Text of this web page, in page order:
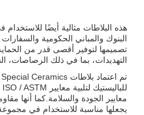
هذه البلاطات مثالية أيضًا
البنوك والمباني الحكومية
تصميمها لتوفير أقصى قدر من
التهديدات، بما في ذلك الرصاصات،
معايير الجودة والسلامة.كما أنها
يجعلها مناسبة للاستخدام في